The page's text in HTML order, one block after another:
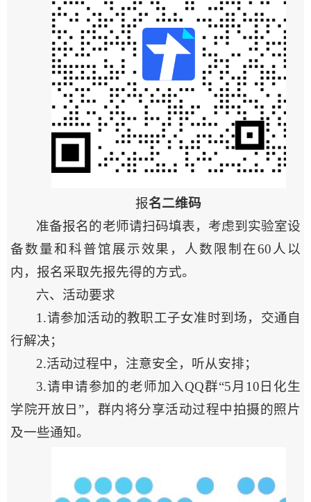
报名二维码
准备报名的老师请扫码填表，考虑到实验室设
备数量和科普馆展示效果，人数限制在60人以
内，报名采取先报先得的方式。
六、活动要求
1.请参加活动的教职工子女准时到场，交通自
行解决；
2.活动过程中，注意安全，听从安排；
3.请申请参加的老师加入QQ群“5月10日化生
学院开放日”，群内将分享活动过程中拍摄的照片
及一些通知。